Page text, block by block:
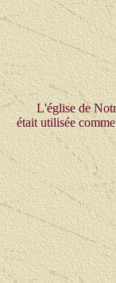
L'église de
était utilisée